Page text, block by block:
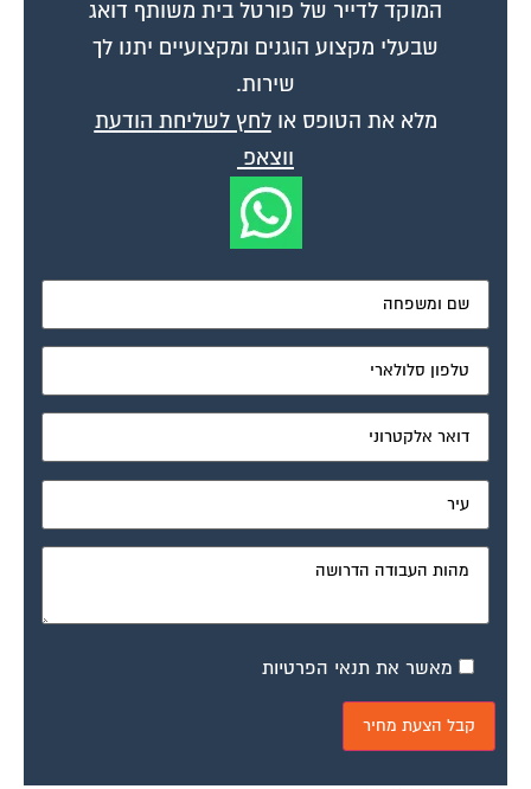
שבעלי מקצוע הוגנים ומקצועיים יתנו לך
שירות.
מלא את הטופס אולחץ לשליחת הודעת
ווצאפ
דיונים נוספים: